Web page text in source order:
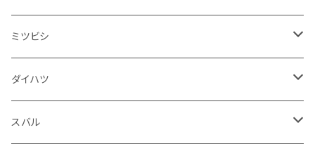
ジープ
ボルボ
ジャガー
フォルクスワーゲン
ジープ
ボルボ
アストンマーティン
アウディ
ベントレー
バックドアガラス
トランクリッド
ダッシュボード
ドゥカティ
モトグッツイ
アプリリア
オイルフィルター
スピードメーター
ウインカー
足回り
サスペンション
ホイール
駆動系
クラッチ
フレーム
フォグランプ
ステアリング系
シートカバー
外装系
トランクマット
フェンダー周り
フロントガラス回り
フロントガラス回り
ウォッシャージェット
フェンダー周り
運転席周り
フロアマット
ボンネット回り
フェンダー周り
ミツビシ
フロアマット
キーホルダー
ダイハツ
フロアマット
スバル